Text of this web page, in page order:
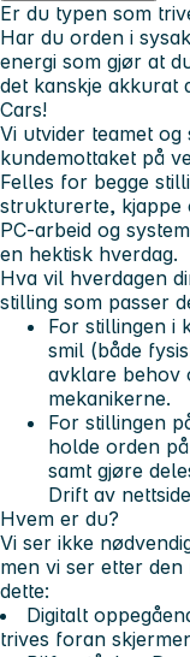
Er du typen som
Har du orden i
energi som gjør at
det kanskje akkurat
Cars!
Vi utvider teamet
kundemottaket på
Felles for begge
strukturerte, kjappe
PC-arbeid og
en hektisk hverdag.
Hva vil hverdagen
stilling som passer
For stillingen i
smil (både
avklare behov
mekanikerne.
For stillingen
holde orden
samt gjøre
Drift av nettside
Hvem er du?
Vi ser ikke
men vi ser etter den
dette:
Digitalt
trives foran